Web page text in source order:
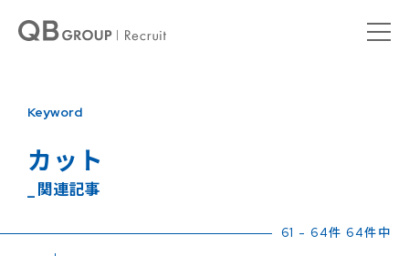
Keyword
カット
_ 関連記事
61 - 64件 64件中